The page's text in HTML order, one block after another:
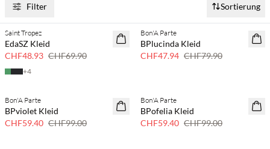
Filter Sortierung
30 % Rabatt
Saint Tropez
EdaSZ Kleid
CHF48.93 CHF69.90
+4
40 % Rabatt
Bon'A Parte
BPlucinda Kleid
CHF47.94 CHF79.90
40 % Rabatt
Bon'A Parte
BPviolet Kleid
CHF59.40 CHF99.00
40 % Rabatt
Bon'A Parte
BPofelia Kleid
CHF59.40 CHF99.00